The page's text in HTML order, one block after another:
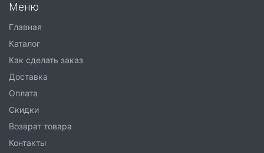
Меню
Главная
Каталог
Как сделать заказ
Доставка
Оплата
Скидки
Возврат товара
Контакты